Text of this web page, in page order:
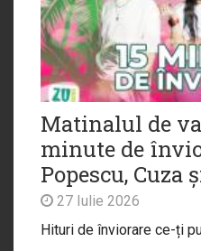
Matinalul de
minute de
Popescu, Cuza
27 Iulie 2026
Hituri de înviorare ce-ți